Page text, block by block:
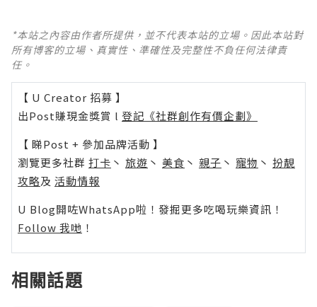
*本站之內容由作者所提供，並不代表本站的立場。因此本站對
所有博客的立場、真實性、準確性及完整性不負任何法律責
任。
【 U Creator 招募 】
出Post賺現金獎賞 l 登記《社群創作有價企劃》
【 睇Post + 參加品牌活動 】
瀏覽更多社群 打卡 丶 旅遊 丶 美食 丶 親子 丶 寵物 丶 扮靚
攻略及 活動情報
U Blog開咗WhatsApp啦！發掘更多吃喝玩樂資訊！
Follow 我哋 ！
相關話題